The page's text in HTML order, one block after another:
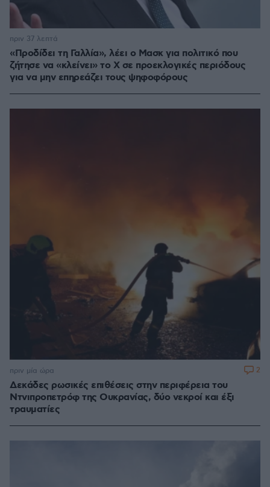
«Προδίδει τη Γαλλία», λέει ο Μασκ για πολιτικό που
ζήτησε να «κλείνει» το X σε προεκλογικές περιόδους
για να μην επηρεάζει τους ψηφοφόρους
πριν 37 λεπτά
Δεκάδες ρωσικές επιθέσεις στην περιφέρεια του
Ντνιπροπετρόφ της Ουκρανίας, δύο νεκροί και έξι
τραυματίες
πριν μία ώρα 2